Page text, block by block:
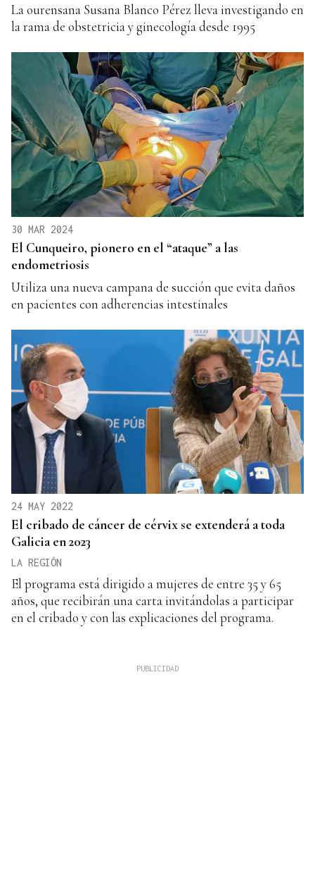
La ourensana Susana Blanco Pérez lleva investigando en
la rama de obstetricia y ginecología desde 1995
30 MAR 2024
El Cunqueiro, pionero en el “ataque” a las
endometriosis
Utiliza una nueva campana de succión que evita daños
en pacientes con adherencias intestinales
24 MAY 2022
El cribado de cáncer de cérvix se extenderá a toda
Galicia en 2023
LA REGIÓN
El programa está dirigido a mujeres de entre 35 y 65
años, que recibirán una carta invitándolas a participar
en el cribado y con las explicaciones del programa.